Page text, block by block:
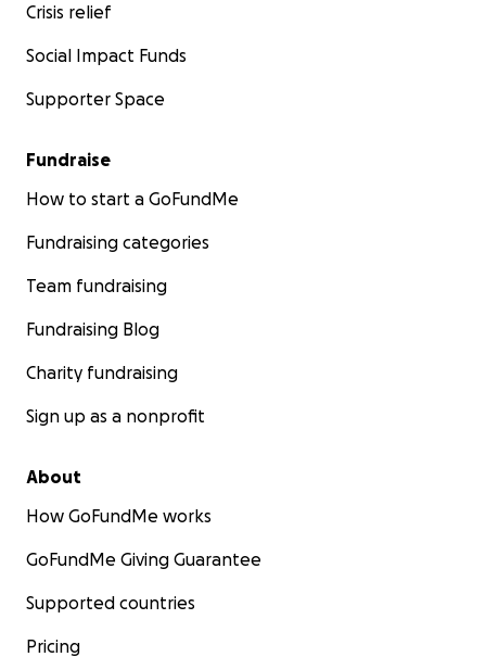
Crisis relief
Social Impact Funds
Supporter Space
Fundraise
How to start a GoFundMe
Fundraising categories
Team fundraising
Fundraising Blog
Charity fundraising
Sign up as a nonprofit
About
How GoFundMe works
GoFundMe Giving Guarantee
Supported countries
Pricing